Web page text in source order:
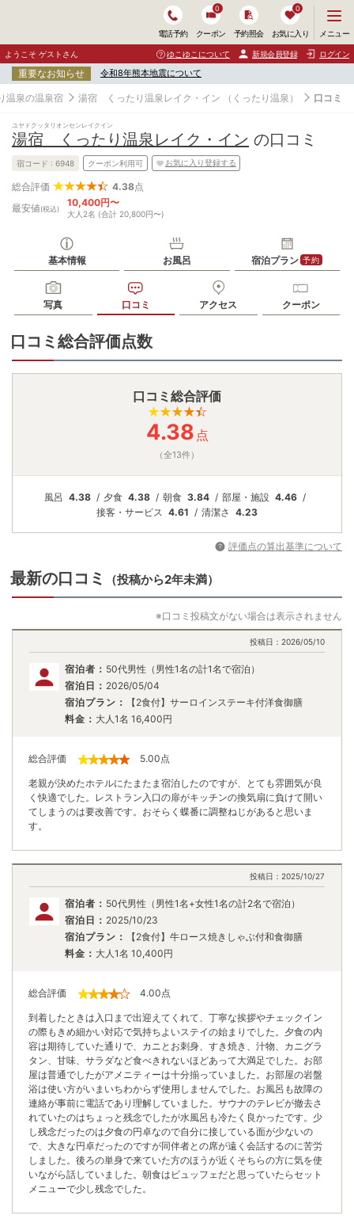
電話予約 クーポン
0
予約照会 お気に入り
0
ニ
ュ
ー
開
く
メニュー
ようこそ ゲストさん ゆこゆこについて 新規会員登録 ログイン
重要なお知らせ 令和8年熊本地震について
温泉の温泉宿 湯宿 くったり温泉レイク・イン （くったり温泉） 口コミ
ユヤドクッタリオンセンレイクイン
湯宿 くったり温泉レイク・イン の口コミ
宿コード : 6948 クーポン利用可 お気に入り登録する
総合評価 4.38点
最安値(税込)
10,400円〜
大人2名 (合計 20,800円〜)
基本情報 お風呂 宿泊プラン 予約
写真 口コミ アクセス クーポン
口コミ総合評価点数
口コミ総合評価
4.38 点
（全13件）
風呂 4.38 夕食 4.38 朝食 3.84 部屋・施設 4.46
接客・ サービス 4.61 清潔さ 4.23
評価点の算出基準について
最新の口コミ （投稿から2年未満）
※口コミ投稿文がない場合は表示されません
投稿日： 2026/05/10
宿泊者： 50代男性（男性1名の計1名で宿泊）
宿泊日： 2026/05/04
宿泊プラン：
【2食付】サーロインステーキ付洋食御膳
料金： 大人1名 16,400円
総合評価 5.00点
老親が決めたホテルにたまたま宿泊したのですが、とても雰囲気が良
く快適でした。レストラン入口の扉がキッチンの換気扇に負けて開い
てしまうのは要改善です。おそらく蝶番に調整ねじがあると思いま
す。
投稿日： 2025/10/27
宿泊者： 50代男性（男性1名+女性1名の計2名で宿泊）
宿泊日： 2025/10/23
宿泊プラン：
【2食付】牛ロース焼きしゃぶ付和食御膳
料金： 大人1名 10,400円
総合評価 4.00点
到着したときは入口まで出迎えてくれて、丁寧な挨拶やチェックイン
の際もきめ細かい対応で気持ちよいステイの始まりでした。夕食の内
容は期待していた通りで、カニとお刺身、すき焼き、汁物、カニグラ
タン、甘味、サラダなど食べきれないほどあって大満足でした。お部
屋は普通でしたがアメニティーは十分揃っていました。お部屋の岩盤
浴は使い方がいまいちわからず使用しませんでした。お風呂も故障の
連絡が事前に電話であり理解していました。サウナのテレビが撤去さ
れていたのはちょっと残念でしたが水風呂も冷たく良かったです。少
し残念だったのは夕食の円卓なので自分に接している面が少ないの
で、大きな円卓だったのですが同伴者との席が遠く会話するのに苦労
しました。後ろの単身で来ていた方のほうが近くそちらの方に気を使
いながら話していました。朝食はビュッフェだと思っていたらセット
メニューで少し残念でした。